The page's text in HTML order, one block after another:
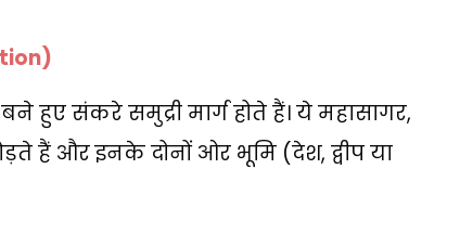
संकरे समुद्री मार्ग होते हैं। ये महासागर,
हैं और इनके दोनों ओर भूमि (देश, द्वीप या